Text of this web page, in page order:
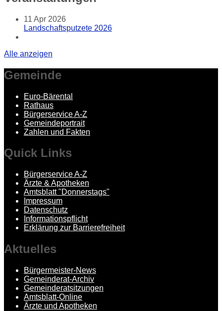
11 Apr 2026
Landschaftsputzete 2026
Alle anzeigen
Gemeinde
Euro-Bärental
Rathaus
Bürgerservice A-Z
Gemeindeportrait
Zahlen und Fakten
Quick Links
Bürgerservice A-Z
Ärzte & Apotheken
Amtsblatt "Donnerstags"
Impressum
Datenschutz
Informationspflicht
Erklärung zur Barrierefreiheit
Aktuelles
Bürgermeister-News
Gemeinderat-Archiv
Gemeinderatsitzungen
Amtsblatt-Online
Ärzte und Apotheken